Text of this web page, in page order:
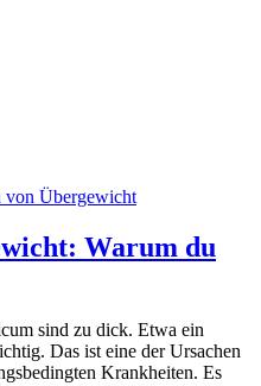
Warum du
sind zu dick. Etwa ein
Das ist eine der Ursachen
Krankheiten. Es